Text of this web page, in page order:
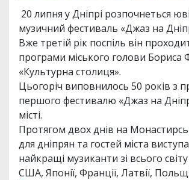
20 липня у Дніпрі розпочнеться
музичний фестиваль «Джаз на
Вже третій рік поспіль він
програми міського голови Бориса
«Культурна столиця».
Цьогоріч виповнилось 50 років з
першого фестивалю «Джаз на
місті.
Протягом двох днів на
для дніпрян та гостей міста
найкращі музиканти зі всього світу
США, Японії, Франції, Латвії,